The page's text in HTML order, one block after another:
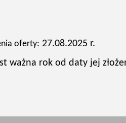
oferty: 27.08.2025 r.
ważna rok od daty jej